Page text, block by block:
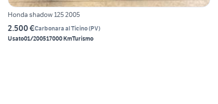
Honda shadow 125 2005
2.500 €Carbonara al Ticino(PV)
Usato01/200517000 KmTurismo